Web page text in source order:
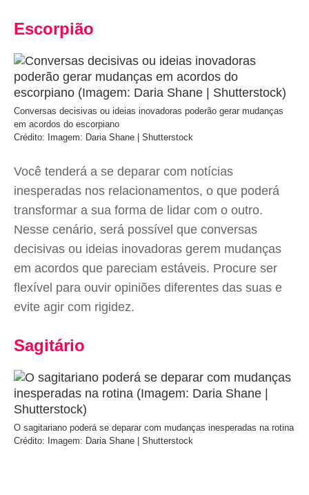
Escorpião
Conversas decisivas ou ideias inovadoras poderão gerar mudanças
em acordos do escorpiano
Crédito: Imagem: Daria Shane | Shutterstock
Você tenderá a se deparar com notícias
inesperadas nos relacionamentos, o que poderá
transformar a sua forma de lidar com o outro.
Nesse cenário, será possível que conversas
decisivas ou ideias inovadoras gerem mudanças
em acordos que pareciam estáveis. Procure ser
flexível para ouvir opiniões diferentes das suas e
evite agir com rigidez.
Sagitário
O sagitariano poderá se deparar com mudanças inesperadas na rotina
Crédito: Imagem: Daria Shane | Shutterstock